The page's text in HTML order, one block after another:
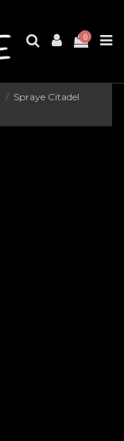
0
Spraye Citadel